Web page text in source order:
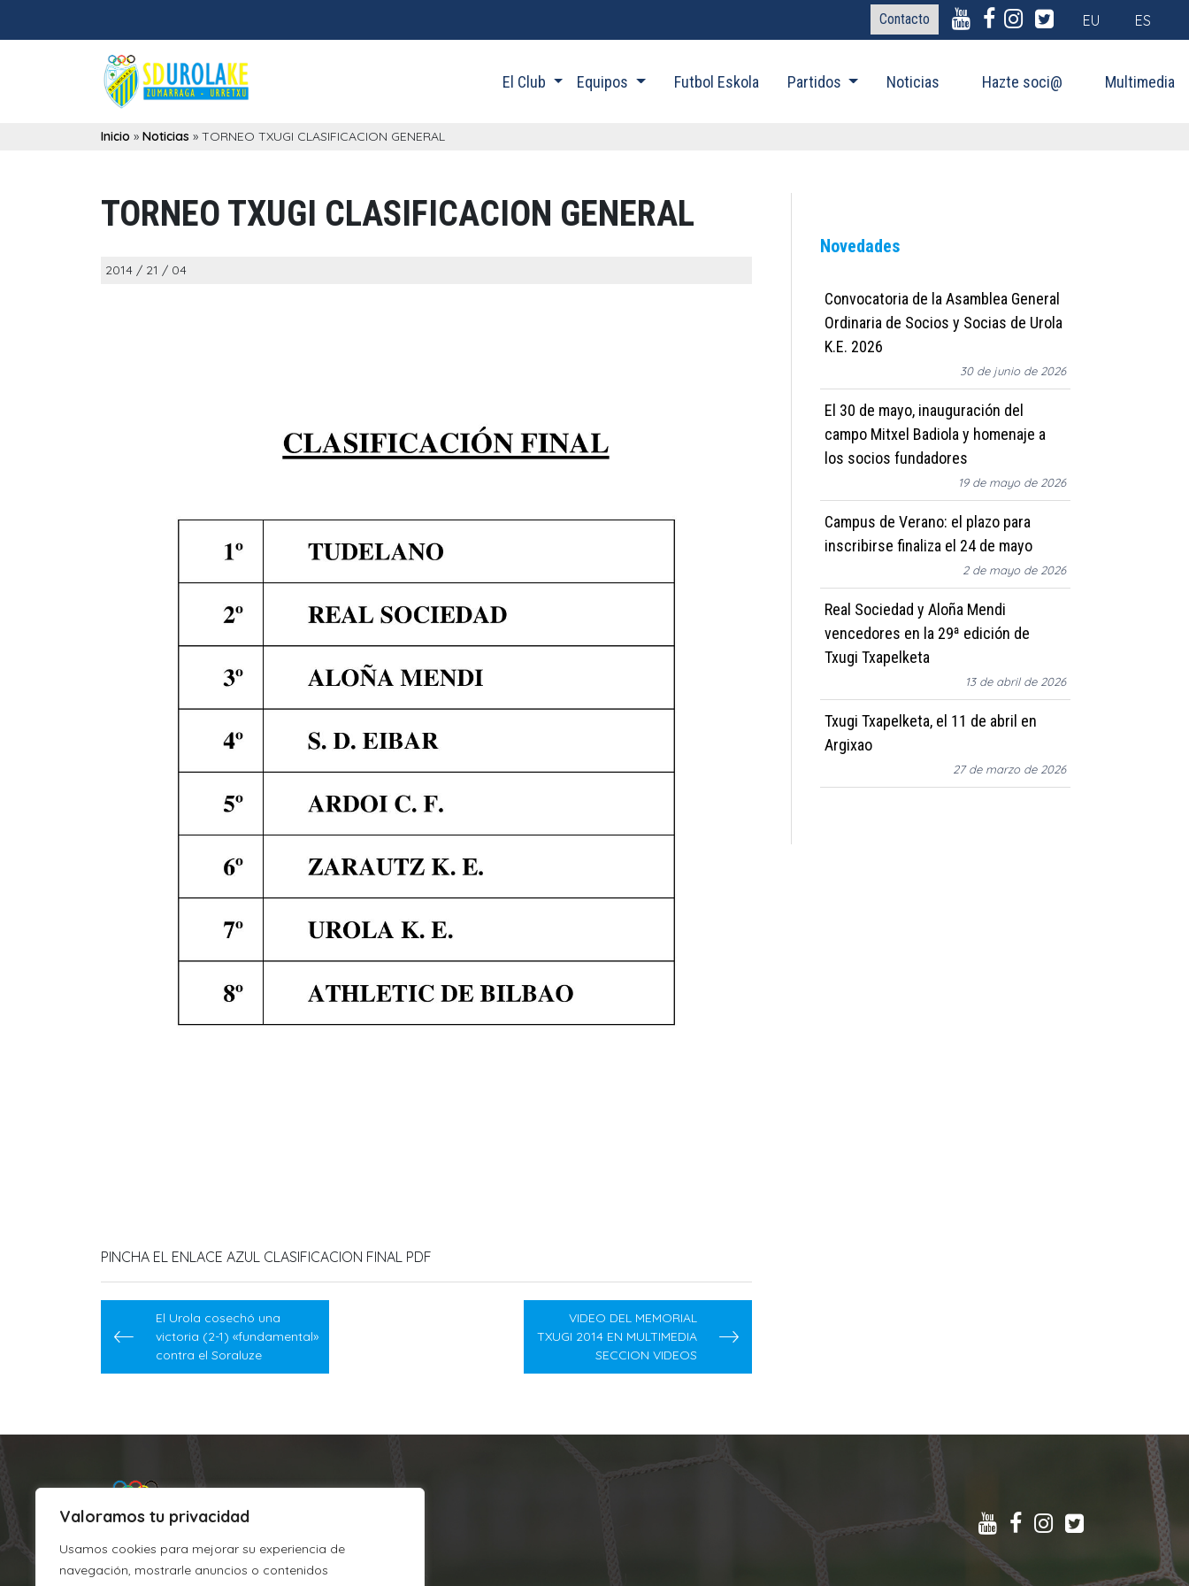
Valoramos tu privacidad
Usamos cookies para mejorar su experiencia de
navegación, mostrarle anuncios o contenidos
Contacto EU ES
El Club Equipos Futbol Eskola Partidos Noticias Hazte soci@ Multimedia
Inicio » Noticias » TORNEO TXUGI CLASIFICACION GENERAL
TORNEO TXUGI CLASIFICACION GENERAL
2014 / 21 / 04
PINCHA EL ENLACE AZUL CLASIFICACION FINAL PDF
Navegación
de
entradas
El Urola cosechó una
victoria (2-1) «fundamental»
contra el Soraluze
VIDEO DEL MEMORIAL
TXUGI 2014 EN MULTIMEDIA
SECCION VIDEOS
Novedades
Convocatoria de la Asamblea General
Ordinaria de Socios y Socias de Urola
K.E. 2026
30 de junio de 2026
El 30 de mayo, inauguración del
campo Mitxel Badiola y homenaje a
los socios fundadores
19 de mayo de 2026
Campus de Verano: el plazo para
inscribirse finaliza el 24 de mayo
2 de mayo de 2026
Real Sociedad y Aloña Mendi
vencedores en la 29ª edición de
Txugi Txapelketa
13 de abril de 2026
Txugi Txapelketa, el 11 de abril en
Argixao
27 de marzo de 2026